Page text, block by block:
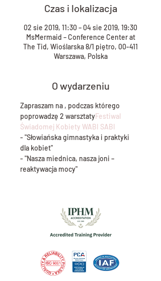
Czas i lokalizacja
02 sie 2019, 11:30 – 04 sie 2019, 19:30
MsMermaid – Conference Center at
The Tid, Wioślarska 8/1 piętro, 00-411
Warszawa, Polska
O wydarzeniu
Zapraszam na , podczas którego
poprowadzę 2 warsztatyFestiwal
Świadomej Kobiety WABI SABI
- "Słowiańska gimnastyka i praktyki
dla kobiet"
- "Nasza miednica, nasza joni –
reaktywacja mocy"